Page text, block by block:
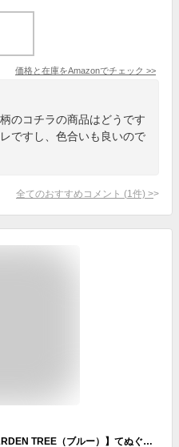
価格と在庫をAmazonでチェック >>
のコチラの商品はどうです
ですし、色合いも良いので
全てのおすすめコメント (1 件) >
手ぬぐい 正規取扱店【にじゆら GARDEN TREE（ブルー）】てぬぐい 日本製 にじゆら ガーデンツリー 縦柄 北欧 注染 晒 綿 かわいい おしゃれ インテリア タペストリー 土産 祝い ギフト 手作り マスク エコ 伝統 japan メール便